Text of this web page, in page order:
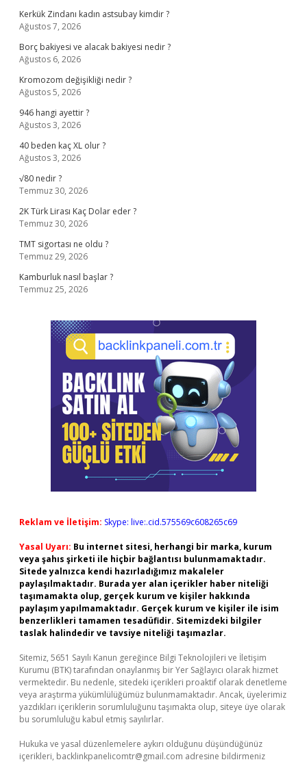
Kerkük Zindanı kadın astsubay kimdir ?
Ağustos 7, 2026
Borç bakiyesi ve alacak bakiyesi nedir ?
Ağustos 6, 2026
Kromozom değişikliği nedir ?
Ağustos 5, 2026
946 hangi ayettir ?
Ağustos 3, 2026
40 beden kaç XL olur ?
Ağustos 3, 2026
√80 nedir ?
Temmuz 30, 2026
2K Türk Lirası Kaç Dolar eder ?
Temmuz 30, 2026
TMT sigortası ne oldu ?
Temmuz 29, 2026
Kamburluk nasıl başlar ?
Temmuz 25, 2026
Reklam ve İletişim: Skype: live:.cid.575569c608265c69
Yasal Uyarı: Bu internet sitesi, herhangi bir marka, kurum
veya şahıs şirketi ile hiçbir bağlantısı bulunmamaktadır.
Sitede yalnızca kendi hazırladığımız makaleler
paylaşılmaktadır. Burada yer alan içerikler haber niteliği
taşımamakta olup, gerçek kurum ve kişiler hakkında
paylaşım yapılmamaktadır. Gerçek kurum ve kişiler ile isim
benzerlikleri tamamen tesadüfidir. Sitemizdeki bilgiler
taslak halindedir ve tavsiye niteliği taşımazlar.
Sitemiz, 5651 Sayılı Kanun gereğince Bilgi Teknolojileri ve İletişim
Kurumu (BTK) tarafından onaylanmış bir Yer Sağlayıcı olarak hizmet
vermektedir. Bu nedenle, sitedeki içerikleri proaktif olarak denetleme
veya araştırma yükümlülüğümüz bulunmamaktadır. Ancak, üyelerimiz
yazdıkları içeriklerin sorumluluğunu taşımakta olup, siteye üye olarak
bu sorumluluğu kabul etmiş sayılırlar.
Hukuka ve yasal düzenlemelere aykırı olduğunu düşündüğünüz
içerikleri, backlinkpanelicomtr@gmail.com adresine bildirmeniz